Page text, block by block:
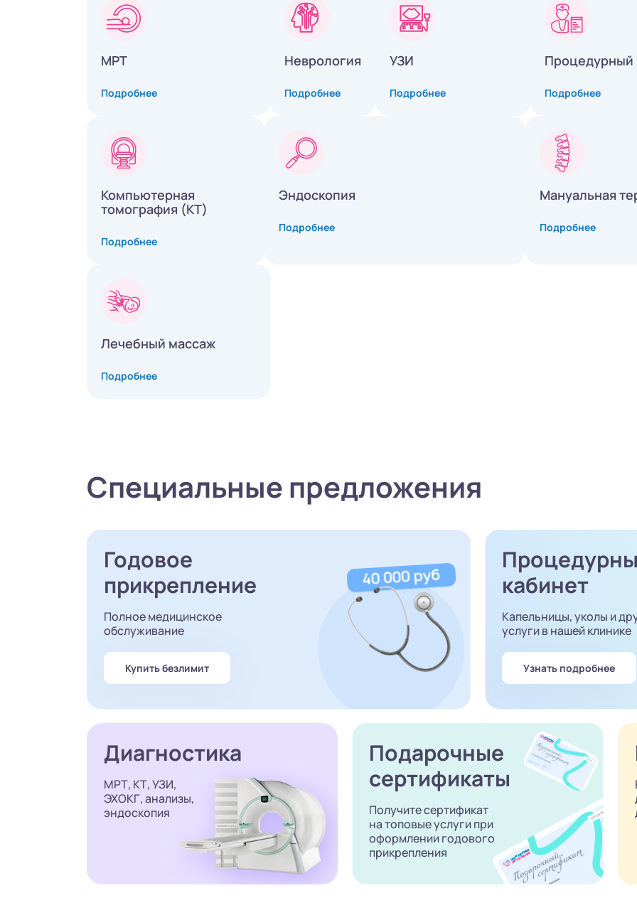
МРТ
Подробнее
Неврология
Подробнее
УЗИ
Подробнее
Процедурный
Подробнее
Компьютерная
томография (КТ)
Подробнее
Эндоскопия
Подробнее
Мануальная
Подробнее
Лечебный массаж
Подробнее
Специальные предложения
Годовое
прикрепление
Полное медицинское
обслуживание
Купить безлимит
кабинет
Капельницы, уколы и
услуги в нашей клинике
Узнать подробнее
Диагностика
МРТ, КТ, УЗИ,
ЭХОКГ, анализы,
эндоскопия
Подарочные
сертификаты
Получите сертификат
на топовые услуги при
оформлении годового
прикрепления